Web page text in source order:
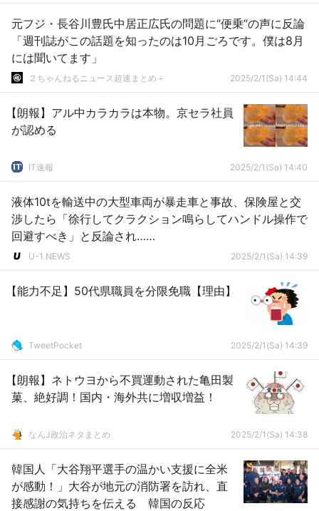
元フジ・長谷川豊氏中居正広氏の問題に“便乗”の声に反論
「週刊誌がこの話題を知ったのは10月ごろです。僕は8月
には聞いてます」
２ちゃんねるニュース超速まとめ＋ 2025/2/1(Sa) 14:44
【朗報】アル中カラカラは本物。京セラ社員
が認める
IT速報 2025/2/1(Sa) 14:40
液体10tを輸送中の大型車両が暴走車と事故、保険屋と交
渉したら「徐行してクラクション鳴らしてハンドル操作で
回避すべき」と反論され……
U-1 NEWS 2025/2/1(Sa) 14:39
【能力不足】50代県職員を分限免職【理由】
TweetPocket 2025/2/1(Sa) 14:39
【朗報】ネトウヨから不買運動された亀田製
菓、絶好調！国内・海外共に増収増益！
なんJ政治ネタまとめ 2025/2/1(Sa) 14:38
韓国人「大谷翔平選手の温かい支援に全米
が感動！」大谷が地元の消防署を訪れ、直
接感謝の気持ちを伝える 韓国の反応